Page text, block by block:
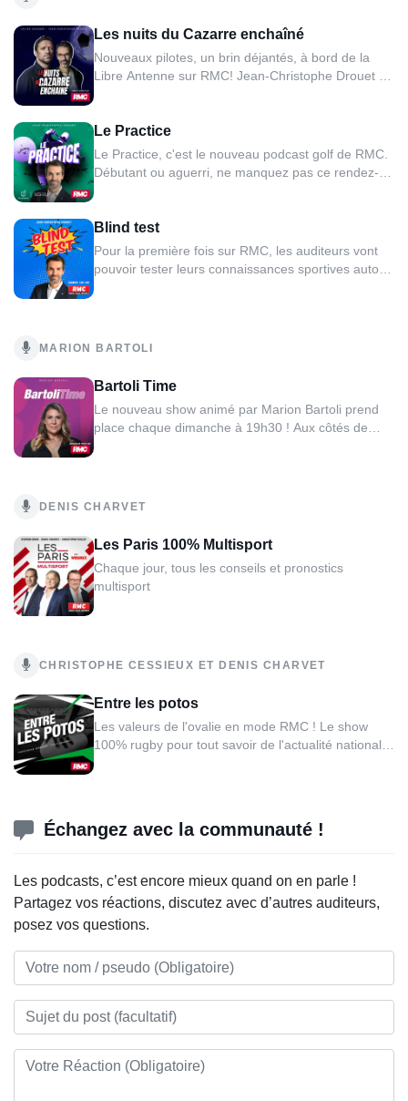
Les nuits du Cazarre enchaîné
Nouveaux pilotes, un brin déjantés, à bord de la
Libre Antenne sur RMC! Jean-Christophe Drouet et
vrais passionnés, place à la Libre Antenne : un
espace à part, entre passion, humour et dérision,
débats...
Le Practice
Le Practice, c'est le nouveau podcast golf de RMC.
Débutant ou aguerri, ne manquez pas ce rendez-
Blind test
Pour la première fois sur RMC, les auditeurs vont
pouvoir tester leurs connaissances sportives autour
commentaires diffusés à l'antenne. Pour y parvenir,
MARION BARTOLI
Bartoli Time
Le nouveau show animé par Marion Bartoli prend
place chaque dimanche à 19h30 ! Aux côtés de
DENIS CHARVET
Les Paris 100% Multisport
Chaque jour, tous les conseils et pronostics
multisport
CHRISTOPHE CESSIEUX ET DENIS CHARVET
Entre les potos
Les valeurs de l'ovalie en mode RMC ! Le show
100% rugby pour tout savoir de l'actualité nationale
Échangez avec la communauté !
Les podcasts, c’est encore mieux quand on en parle !
Partagez vos réactions, discutez avec d’autres auditeurs,
posez vos questions.